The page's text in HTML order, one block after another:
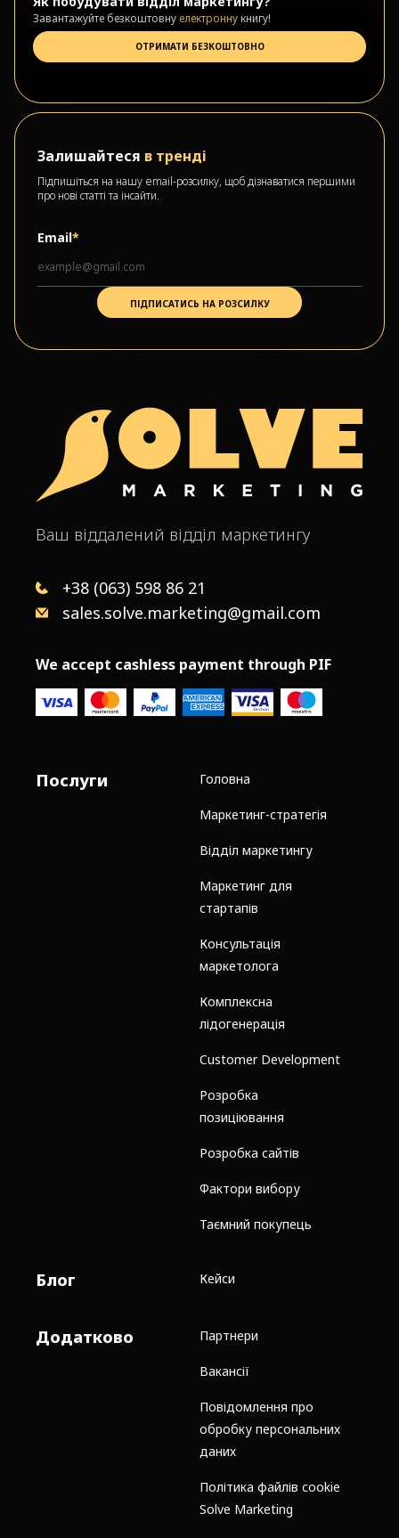
Залишайтеся в тренді
Підпишіться на нашу email-розсилку, щоб дізнаватися першими
про нові статті та інсайти.
Email*
Завантажуйте безкоштовну електроннукнигу!
ОТРИМАТИ БЕЗКОШТОВНО
Ваш віддалений відділ маркетингу
+38 (063) 598 86 21
sales.solve.marketing@gmail.com
We accept cashless payment through PIF
Послуги Головна
Маркетинг-стратегія
Відділ маркетингу
Маркетинг для
стартапів
Консультація
маркетолога
Комплексна
лідогенерація
Customer Development
Розробка
позиціювання
Розробка сайтів
Фактори вибору
Таємний покупець
Блог Кейси
Додатково Партнери
Вакансії
Повідомлення про
обробку персональних
даних
Політика файлів cookie
Solve Marketing